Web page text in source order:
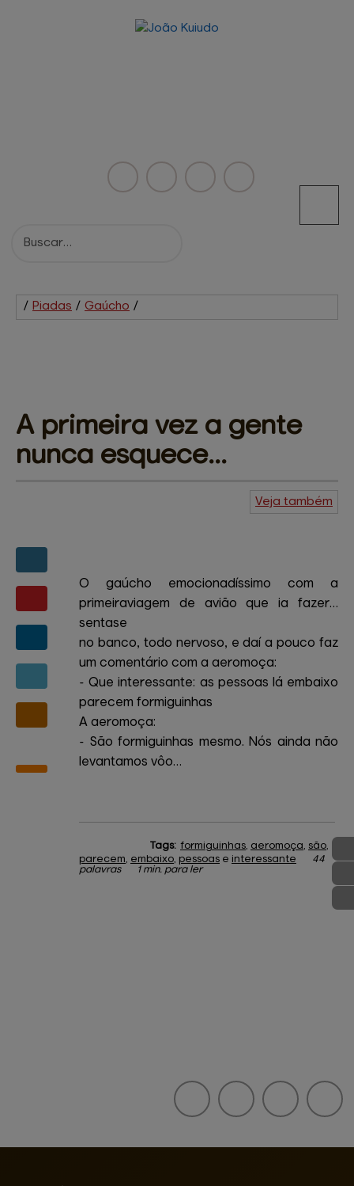
/ Piadas / Gaúcho /
A primeira vez a gente
nunca esquece...
Veja também
O gaúcho emocionadíssimo com a
primeiraviagem de avião que ia fazer…
sentase
no banco, todo nervoso, e daí a pouco faz
um comentário com a aeromoça:
- Que interessante: as pessoas lá embaixo
parecem formiguinhas
A aeromoça:
- São formiguinhas mesmo. Nós ainda não
levantamos vôo…
Tags: formiguinhas, aeromoça, são,
parecem, embaixo, pessoas e interessante
44
palavras
1 min. para ler